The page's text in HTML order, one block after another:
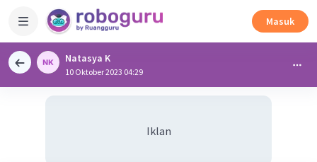
Masuk
Natasya K
10 Oktober 2023 04:29
Iklan